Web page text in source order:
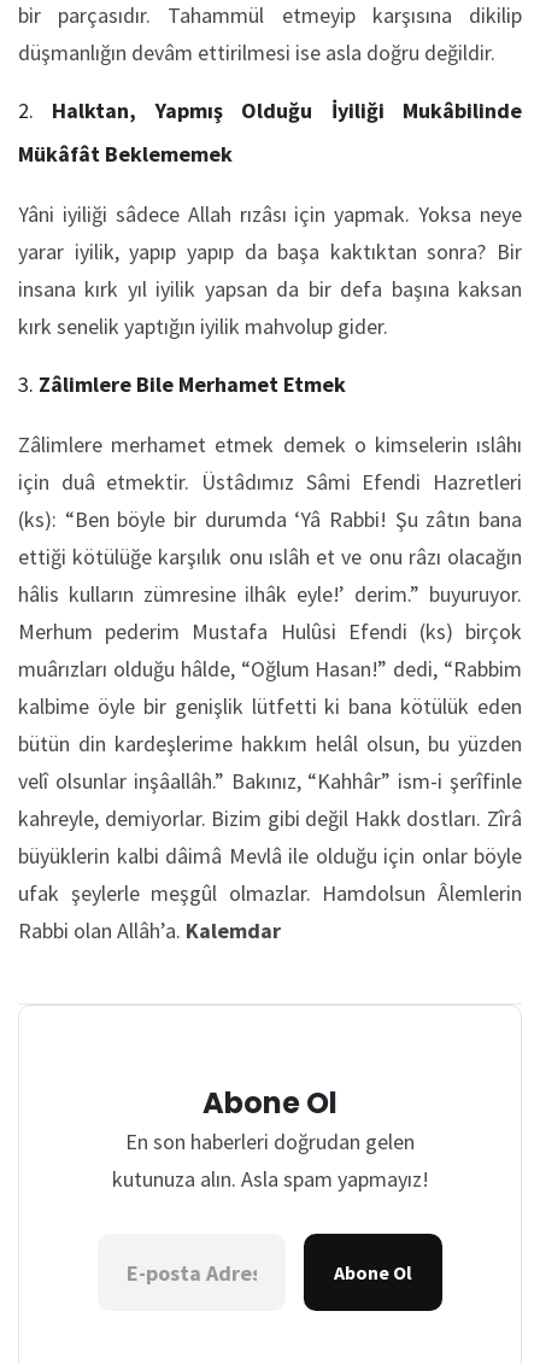
bir parçasıdır. Tahammül etmeyip karşısına dikilip
düşmanlığın devâm ettirilmesi ise asla doğru değildir.
Halktan, Yapmış Olduğu İyiliği Mukâbilinde
Mükâfât Beklememek
Yâni iyiliği sâdece Allah rızâsı için yapmak. Yoksa neye
yarar iyilik, yapıp yapıp da başa kaktıktan sonra? Bir
insana kırk yıl iyilik yapsan da bir defa başına kaksan
kırk senelik yaptığın iyilik mahvolup gider.
Zâlimlere Bile Merhamet Etmek
Zâlimlere merhamet etmek demek o kimselerin ıslâhı
için duâ etmektir. Üstâdımız Sâmi Efendi Hazretleri
(ks): “Ben böyle bir durumda ‘Yâ Rabbi! Şu zâtın bana
ettiği kötülüğe karşılık onu ıslâh et ve onu râzı olacağın
hâlis kulların zümresine ilhâk eyle!’ derim.” buyuruyor.
Merhum pederim Mustafa Hulûsi Efendi (ks) birçok
muârızları olduğu hâlde, “Oğlum Hasan!” dedi, “Rabbim
kalbime öyle bir genişlik lütfetti ki bana kötülük eden
bütün din kardeşlerime hakkım helâl olsun, bu yüzden
velî olsunlar inşâallâh.” Bakınız, “Kahhâr” ism-i şerîfinle
kahreyle, demiyorlar. Bizim gibi değil Hakk dostları. Zîrâ
büyüklerin kalbi dâimâ Mevlâ ile olduğu için onlar böyle
ufak şeylerle meşgûl olmazlar. Hamdolsun Âlemlerin
Rabbi olan Allâh’a. Kalemdar
Abone Ol
En son haberleri doğrudan gelen
kutunuza alın. Asla spam yapmayız!
Abone Ol